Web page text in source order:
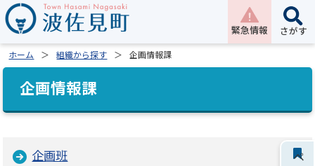
緊急情報 さがす
ホーム 組織から探す 企画情報課
企画情報課
企画班